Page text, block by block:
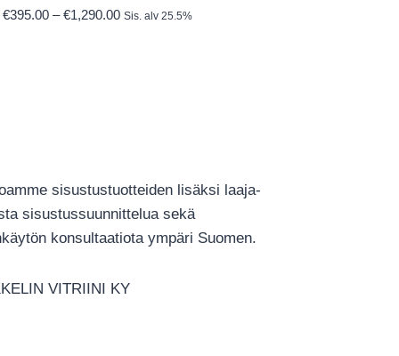
€395.00 – €1,290.00Hintaluokka:
Sis. alv 25.5%
sisustustuotteiden lisäksi laaja-
sisustussuunnittelua sekä
konsultaatiota ympäri Suomen.
VITRIINI KY